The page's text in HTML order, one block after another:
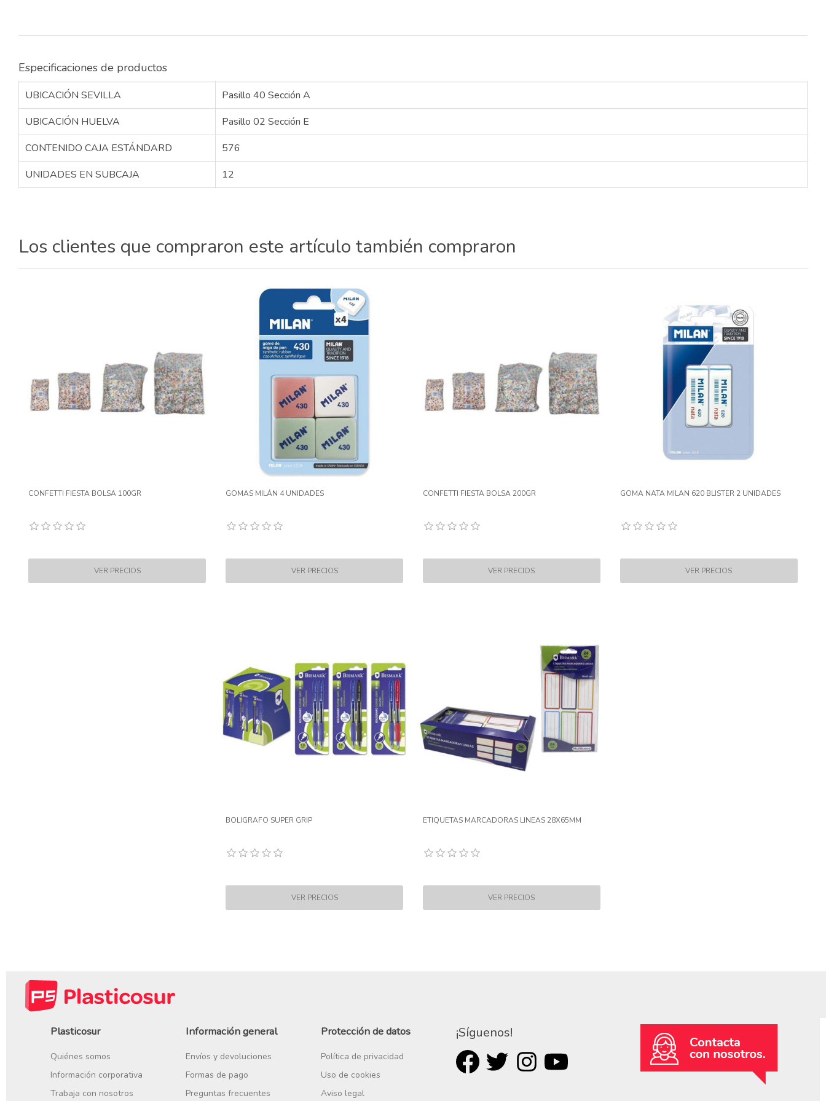
Especificaciones de productos
UBICACIÓN SEVILLA
Pasillo 40 Sección A
UBICACIÓN HUELVA
Pasillo 02 Sección E
CONTENIDO CAJA ESTÁNDARD
576
UNIDADES EN SUBCAJA
12
Los clientes que compraron este artículo también compraron
CONFETTI FIESTA BOLSA 100GR GOMAS MILÁN 4 UNIDADES CONFETTI FIESTA BOLSA 200GR GOMA NATA MILAN 620 BLISTER 2 UNIDADES
BOLIGRAFO SUPER GRIP ETIQUETAS MARCADORAS LINEAS 28X65MM
Plasticosur
Quiénes somos
Información corporativa
Trabaja con nosotros
Información general
Envíos y devoluciones
Formas de pago
Preguntas frecuentes
Protección de datos
Política de privacidad
Uso de cookies
Aviso legal
¡Síguenos!